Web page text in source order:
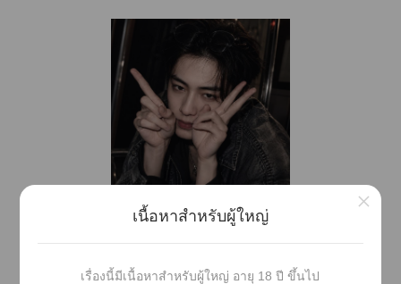
เค (K) ซับโล, วิชวล
หล่อจัดสไตล์โเล นิ่งๆ พูดน้อยคล้ายเรย์แต่มีาอ่อนโ
เนื้อหาสำหรับผู้ใหญ่
เรื่องนี้มีเนื้อหาสำหรับผู้ใหญ่ อายุ 18 ปี ขึ้นไป
×